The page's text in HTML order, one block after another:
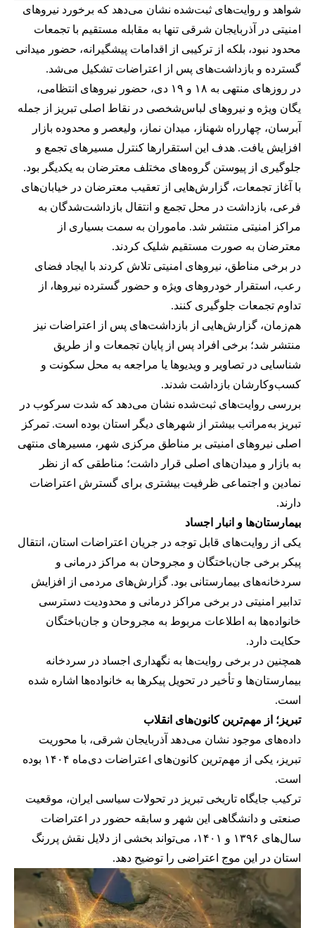
شواهد و روایت‌های ثبت‌شده نشان می‌دهد که برخورد نیروهای
امنیتی در آذربایجان شرقی تنها به مقابله مستقیم با تجمعات
محدود نبود، بلکه از ترکیبی از اقدامات پیشگیرانه، حضور میدانی
گسترده و بازداشت‌های پس از اعتراضات تشکیل می‌شد.
در روزهای منتهی به ۱۸ و ۱۹ دی، حضور نیروهای انتظامی،
یگان ویژه و نیروهای لباس‌شخصی در نقاط اصلی تبریز از جمله
آبرسان، چهارراه شهناز، میدان نماز، ولیعصر و محدوده بازار
افزایش یافت. هدف این استقرارها کنترل مسیرهای تجمع و
جلوگیری از پیوستن گروه‌های مختلف معترضان به یکدیگر بود.
با آغاز تجمعات، گزارش‌هایی از تعقیب معترضان در خیابان‌های
فرعی، بازداشت در محل تجمع و انتقال بازداشت‌شدگان به
مراکز امنیتی منتشر شد. ماموران به سمت بسیاری از
معترضان به صورت مستقیم شلیک کردند.
در برخی مناطق، نیروهای امنیتی تلاش کردند با ایجاد فضای
رعب، استقرار خودروهای ویژه و حضور گسترده نیروها، از
تداوم تجمعات جلوگیری کنند.
هم‌زمان، گزارش‌هایی از بازداشت‌های پس از اعتراضات نیز
منتشر شد؛ برخی افراد پس از پایان تجمعات و از طریق
شناسایی در تصاویر و ویدیوها یا مراجعه به محل سکونت و
کسب‌وکارشان بازداشت شدند.
بررسی روایت‌های ثبت‌شده نشان می‌دهد که شدت سرکوب در
تبریز به‌مراتب بیشتر از شهرهای دیگر استان بوده است. تمرکز
اصلی نیروهای امنیتی بر مناطق مرکزی شهر، مسیرهای منتهی
به بازار و میدان‌های اصلی قرار داشت؛ مناطقی که از نظر
نمادین و اجتماعی ظرفیت بیشتری برای گسترش اعتراضات
دارند.
بیمارستان‌ها و انبار اجساد
یکی از روایت‌های قابل توجه در جریان اعتراضات استان، انتقال
پیکر برخی جان‌باختگان و مجروحان به مراکز درمانی و
سردخانه‌های بیمارستانی بود. گزارش‌های مردمی از افزایش
تدابیر امنیتی در برخی مراکز درمانی و محدودیت دسترسی
خانواده‌ها به اطلاعات مربوط به مجروحان و جان‌باختگان
حکایت دارد.
همچنین در برخی روایت‌ها به نگهداری اجساد در سردخانه
بیمارستان‌ها و تأخیر در تحویل پیکرها به خانواده‌ها اشاره شده
است.
تبریز؛ از مهم‌ترین کانون‌های انقلاب
داده‌های موجود نشان می‌دهد آذربایجان شرقی، با محوریت
تبریز، یکی از مهم‌ترین کانون‌های اعتراضات دی‌ماه ۱۴۰۴ بوده
است.
ترکیب جایگاه تاریخی تبریز در تحولات سیاسی ایران، موقعیت
صنعتی و دانشگاهی این شهر و سابقه حضور در اعتراضات
سال‌های ۱۳۹۶ و ۱۴۰۱، می‌تواند بخشی از دلایل نقش پررنگ
استان در این موج اعتراضی را توضیح دهد.